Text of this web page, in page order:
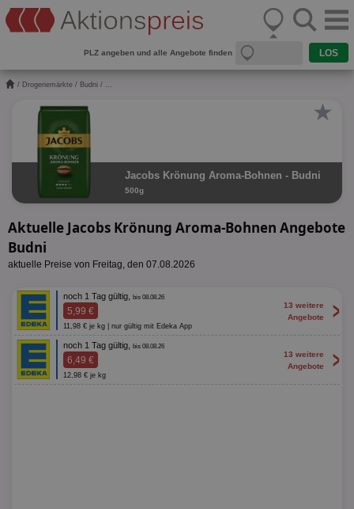
PLZ angeben und alle Angebote finden
/ Drogeriemärkte / Budni / ...
★
Jacobs Krönung Aroma-Bohnen - Budni
500g
Aktuelle Jacobs Krönung Aroma-Bohnen Angebote
Budni
aktuelle Preise von Freitag, den 07.08.2026
noch 1 Tag gültig, bis 08.08.26
5,99 €
11,98 € je kg | nur gültig mit Edeka App
13 weitere
Angebote
>
noch 1 Tag gültig, bis 08.08.26
6,49 €
12,98 € je kg
13 weitere
Angebote
>